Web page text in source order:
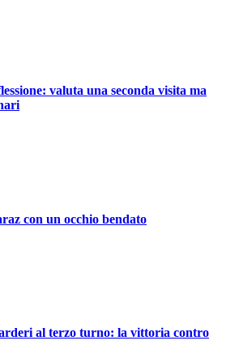
valuta una seconda visita ma
con un occhio bendato
al terzo turno: la vittoria contro